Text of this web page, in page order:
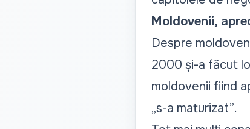
Moldovenii,
Despre
2000 și-a făcut
moldovenii fiind
„s-a maturizat”.